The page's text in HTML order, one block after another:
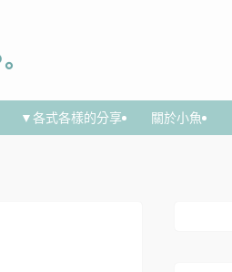
▼各式各樣的分享 關於小魚